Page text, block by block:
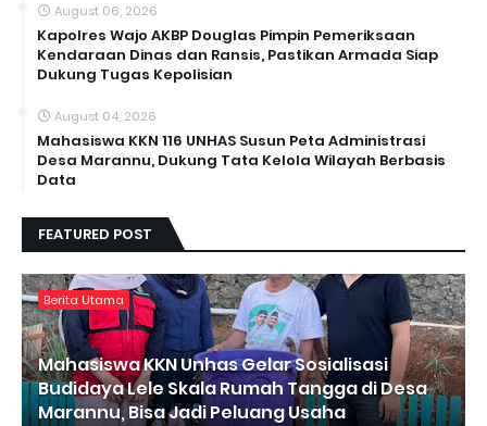
August 06, 2026
Kapolres Wajo AKBP Douglas Pimpin Pemeriksaan
Kendaraan Dinas dan Ransis, Pastikan Armada Siap
Dukung Tugas Kepolisian
August 04, 2026
Mahasiswa KKN 116 UNHAS Susun Peta Administrasi
Desa Marannu, Dukung Tata Kelola Wilayah Berbasis
Data
FEATURED POST
Berita Utama
Mahasiswa KKN Unhas Gelar Sosialisasi
Budidaya Lele Skala Rumah Tangga di Desa
Marannu, Bisa Jadi Peluang Usaha